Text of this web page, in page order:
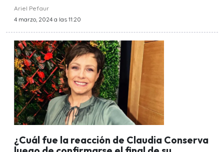
Ariel Pefaur
4 marzo, 2024 a las 11:20
¿Cuál fue la reacción de Claudia Conserva